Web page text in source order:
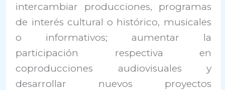
intercambiar producciones, programas
de interés cultural o histórico, musicales
o informativos; aumentar la
participación respectiva en
coproducciones audiovisuales y
desarrollar nuevos proyectos